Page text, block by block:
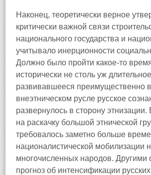
Наконец, теоретически верное
критически важной связи
национального государства и
учитывало инерционности
Должно было пройти какое-то
исторически не столь уж
развивавшееся преимущественно
внеэтническом русле русское
развернулось в сторону
на раскачку большой этнической
требовалось заметно больше
националистической мобилизации
многочисленных народов. Другими
прогноз об интенсификации